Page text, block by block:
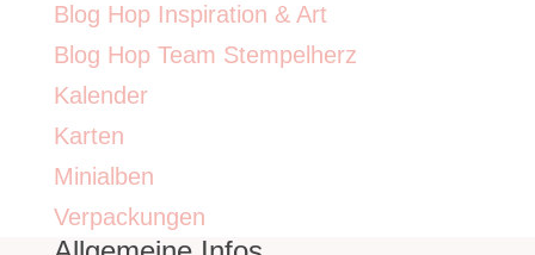
Blog Hop Inspiration & Art
Blog Hop Team Stempelherz
Kalender
Karten
Minialben
Verpackungen